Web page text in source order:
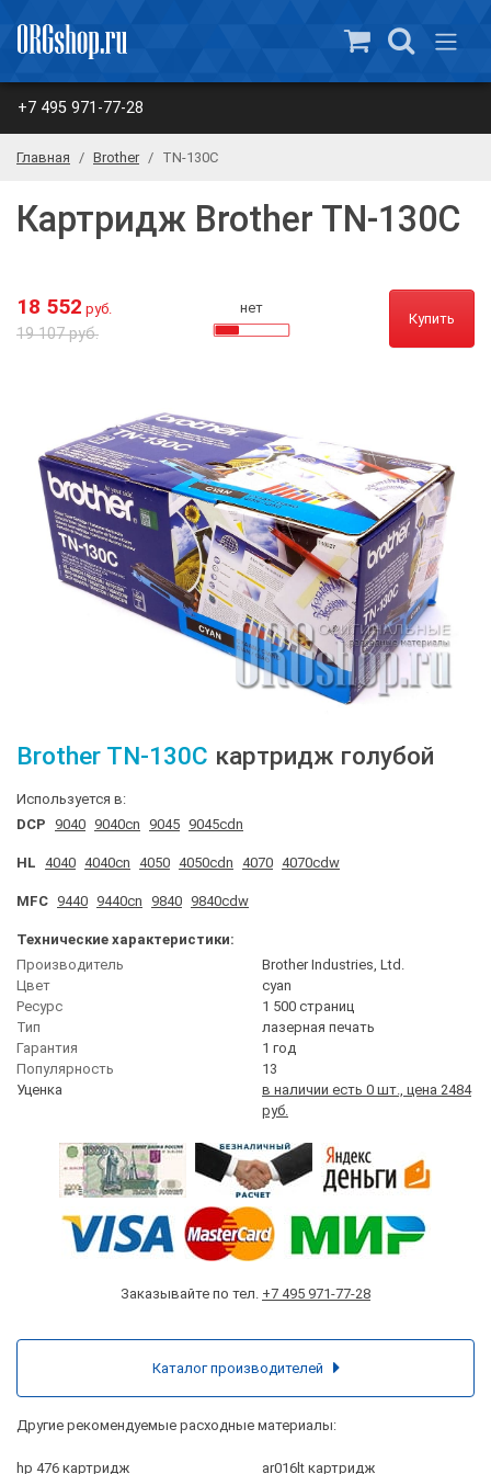
+7 495 971-77-28
Главная Brother TN-130C
Картридж Brother TN-130C
18 552 руб.
19 107 руб.
нет
Купить
Brother TN-130C картридж голубой
Используется в:
DCP
9040 9040cn 9045 9045cdn
HL 4040 4040cn 4050 4050cdn 4070 4070cdw
MFC 9440 9440cn 9840 9840cdw
Технические характеристики:
Производитель
Brother Industries, Ltd.
Цвет
cyan
Ресурс
1 500 страниц
Тип
лазерная печать
Гарантия
1 год
Популярность
13
Уценка
в наличии есть 0 шт., цена 2484
руб.
Заказывайте по тел. +7 495 971-77-28
Другие рекомендуемые расходные материалы:
hp 476 картридж ar016lt картридж